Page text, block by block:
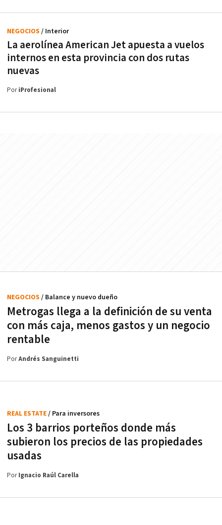
La aerolínea American Jet apuesta a vuelos
internos en esta provincia con dos rutas
nuevas
NEGOCIOS / Interior
PoriProfesional
Metrogas llega a la definición de su venta
con más caja, menos gastos y un negocio
rentable
NEGOCIOS / Balance y nuevo dueño
PorAndrés Sanguinetti
Los 3 barrios porteños donde más
subieron los precios de las propiedades
usadas
REAL ESTATE/ Para inversores
PorIgnacio Raúl Carella